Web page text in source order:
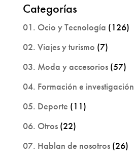
Categorías
01. Ocio y Tecnología (126)
02. Viajes y turismo (7)
03. Moda y accesorios(57)
04. Formación e investigación
05. Deporte (11)
06. Otros(22)
07. Hablan de nosotros(26)